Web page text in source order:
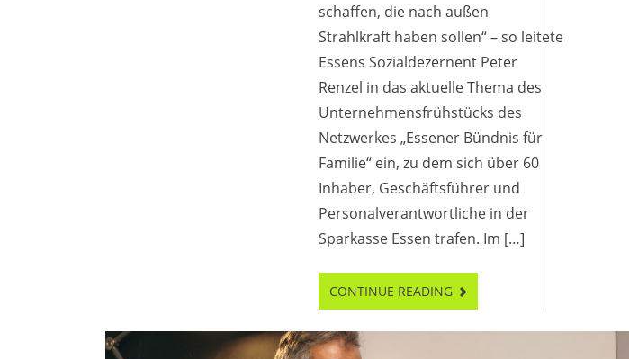
schaffen, die nach außen
Strahlkraft haben sollen“ – so leitete
Essens Sozialdezernent Peter
Renzel in das aktuelle Thema des
Unternehmensfrühstücks des
Netzwerkes „Essener Bündnis für
Familie“ ein, zu dem sich über 60
Inhaber, Geschäftsführer und
Personalverantwortliche in der
Sparkasse Essen trafen. Im […]
CONTINUE READING